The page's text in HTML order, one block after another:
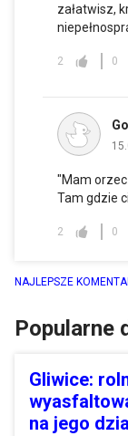
załatwisz,
2 0
"Mam
Tam gdzie
2 0
NAJLEPSZE
Popularne
Gliwice:
na jego